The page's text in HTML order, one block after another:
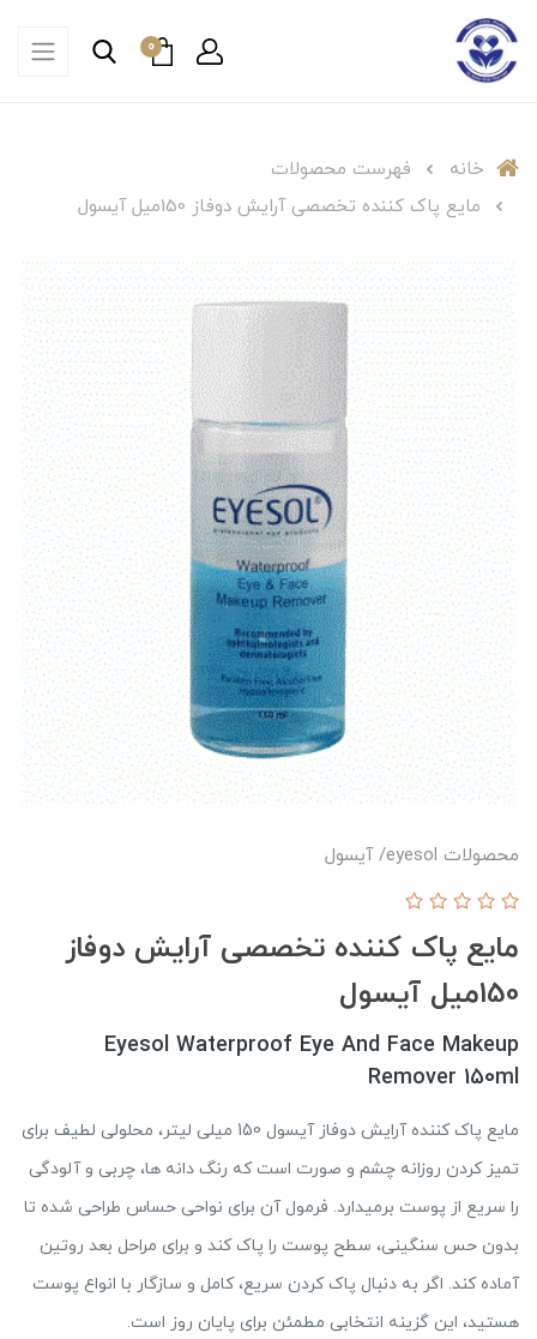
0
خانه
فهرست محصولات
مایع پاک کننده تخصصی آرایش دوفاز 150میل آیسول
محصولات eyesol/ آیسول
مایع پاک کننده تخصصی آرایش دوفاز
150میل آیسول
Eyesol Waterproof Eye And Face Makeup
Remover 150ml
مایع پاک کننده آرایش دوفاز آیسول 150 میلی لیتر، محلولی لطیف برای
تمیز کردن روزانه چشم و صورت است که رنگ دانه ها، چربی و آلودگی
را سریع از پوست برمیدارد. فرمول آن برای نواحی حساس طراحی شده تا
بدون حس سنگینی، سطح پوست را پاک کند و برای مراحل بعد روتین
آماده کند. اگر به دنبال پاک کردن سریع، کامل و سازگار با انواع پوست
هستید، این گزینه انتخابی مطمئن برای پایان روز است.